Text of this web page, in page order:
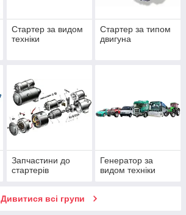
Стартер за видом
техніки
Стартер за типом
двигуна
Запчастини до
стартерів
Генератор за
видом техніки
Дивитися всі групи